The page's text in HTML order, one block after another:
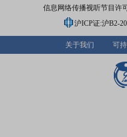
2026-07-
信息网络传播视听节目许
沪ICP证:沪B2-
关于我们 可